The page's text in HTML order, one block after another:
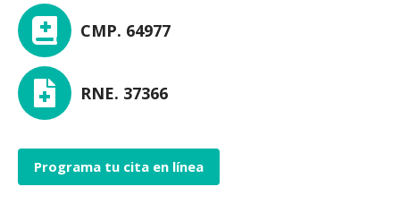
CMP. 64977
RNE. 37366
Programa tu cita en línea